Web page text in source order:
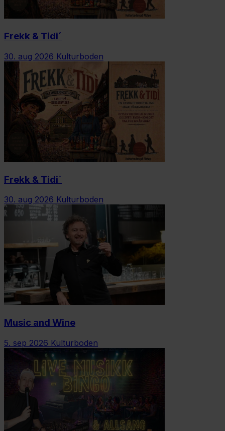
Frekk & Tidi´
30. aug 2026 Kulturboden
Frekk & Tidi`
30. aug 2026 Kulturboden
Music and Wine
5. sep 2026 Kulturboden